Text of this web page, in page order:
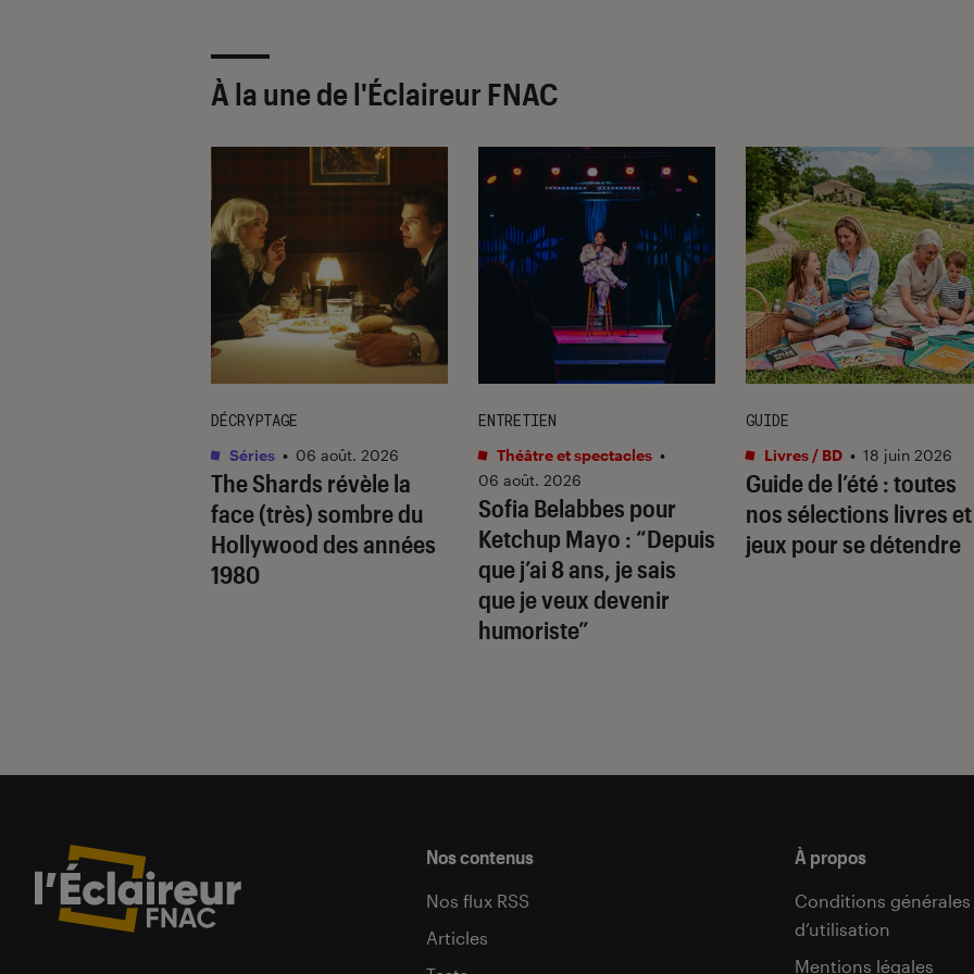
À la une de l'Éclaireur FNAC
The Shards révèle la
face (très) sombre du
Hollywood des années
1980
DÉCRYPTAGE
Séries • 06 août. 2026
Sofia Belabbes pour
Ketchup Mayo : “Depuis
que j’ai 8 ans, je sais
que je veux devenir
humoriste”
ENTRETIEN
Théâtre et spectacles •
06 août. 2026
Guide de l’été : toutes
nos sélections livres et
jeux pour se détendre
GUIDE
Livres / BD • 18 juin 2026
Nos contenus
Nos flux RSS
Articles
À propos
Conditions générales
d’utilisation
Mentions légales